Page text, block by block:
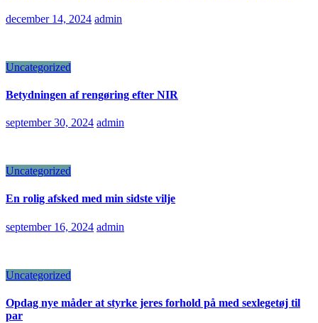
december 14, 2024 admin
Uncategorized
Betydningen af rengøring efter NIR
september 30, 2024 admin
Uncategorized
En rolig afsked med min sidste vilje
september 16, 2024 admin
Uncategorized
Opdag nye måder at styrke jeres forhold på med sexlegetøj til
par